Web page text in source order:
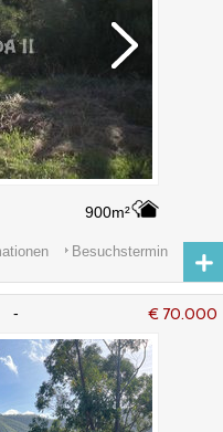
900m²
Besuchstermin
€ 70.000
-